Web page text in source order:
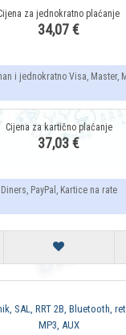
34,07 €
i jednokratno Visa, Master,
37,03 €
Diners, PayPal, Kartice na rate